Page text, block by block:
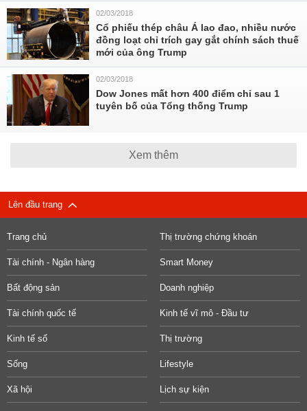
02/03/2018
Cổ phiếu thép châu Á lao đao, nhiều nước
đồng loạt chỉ trích gay gắt chính sách thuế
mới của ông Trump
02/03/2018
Dow Jones mất hơn 400 điểm chỉ sau 1
tuyên bố của Tổng thống Trump
Xem thêm
Lên đầu trang
Trang chủ Thị trường chứng khoán
Tài chính - Ngân hàng Smart Money
Bất động sản Doanh nghiệp
Tài chính quốc tế Kinh tế vĩ mô - Đầu tư
Kinh tế số Thị trường
Sống Lifestyle
Xã hội Lịch sự kiện